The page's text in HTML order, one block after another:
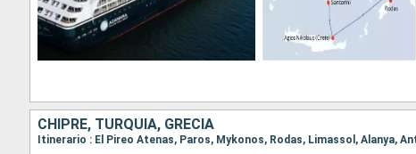
CHIPRE, TURQUÍA, GRECIA